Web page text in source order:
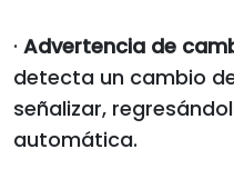
· Advertencia de
detecta un cambio
señalizar,
automática.